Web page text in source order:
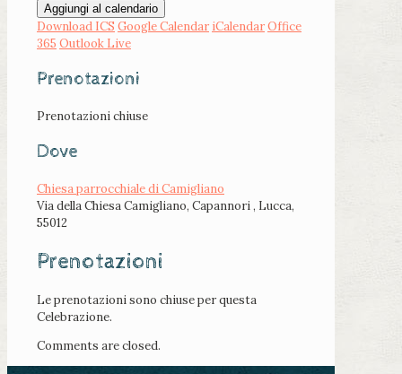
Aggiungi al calendario
Download ICS Google Calendar iCalendarOffice
365 Outlook Live
Prenotazioni
Prenotazioni chiuse
Dove
Chiesa parrocchiale di Camigliano
Via della Chiesa Camigliano, Capannori , Lucca,
55012
Prenotazioni
Le prenotazioni sono chiuse per questa
Celebrazione.
Comments are closed.